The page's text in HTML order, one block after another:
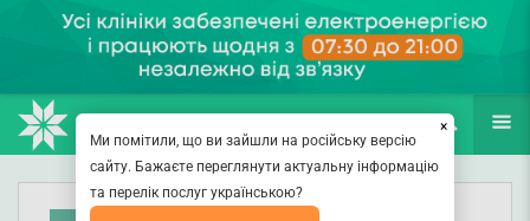
(067) 127-03-03
ПОИСК ЕЩЁ
×
Ми помітили, що ви зайшли на російську версію
сайту. Бажаєте переглянути актуальну інформацію
та перелік послуг українською?